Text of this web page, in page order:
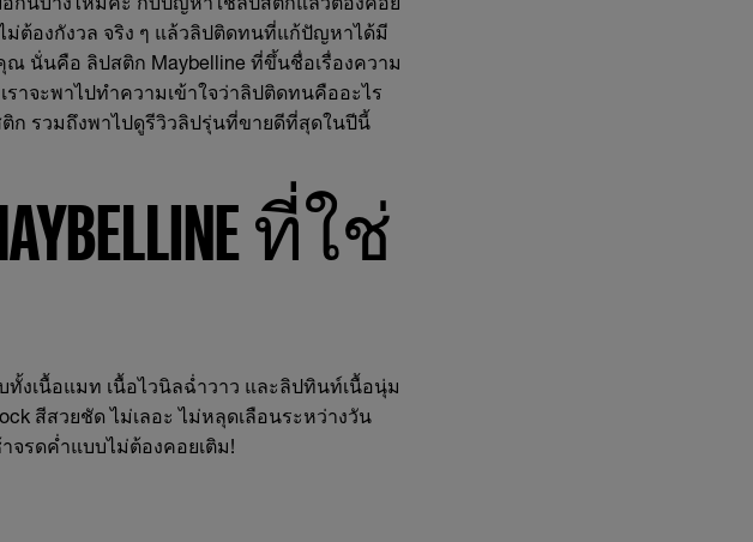
ต้องกังวล จริง ๆ แล้วลิปติดทนที่แก้ปัญหาได้มี
นั่นคือ ลิปสติก Maybelline ที่ขึ้นชื่อเรื่องความ
จะพาไปทำความเข้าใจว่าลิปติดทนคืออะไร
ก รวมถึงพาไปดูรีวิวลิปรุ่นที่ขายดีที่สุดในปีนี้
ที่ใช่
งเนื้อแมท เนื้อไวนิลฉ่ำวาว และลิปทินท์เนื้อนุ่ม
สีสวยชัด ไม่เลอะ ไม่หลุดเลือนระหว่างวัน
จรดค่ำแบบไม่ต้องคอยเติม!